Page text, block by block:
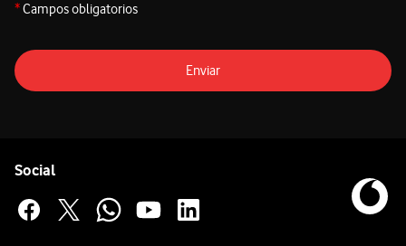
*Campos obligatorios
Enviar
Social